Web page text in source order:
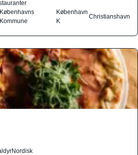
Københavns
Kommune
København
K
Christianshavn
Nordisk